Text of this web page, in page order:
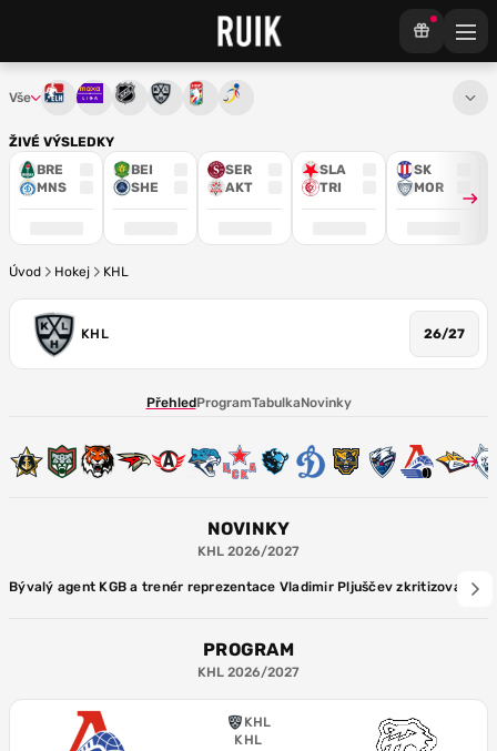
ŽIVÉ VÝSLEDKY
BRE
MNS
BEI
SHE
SER
AKT
SLA
TRI
SK
MOR
Vše Tipsport extraliga
Maxa ligaNHL KHL Mistrovství světa
Úvod Hokej KHL
KHL 26/27
PřehledProgramTabulkaNovinky
NOVINKY
KHL 2026/2027
Bývalý agent KGB a trenér reprezentace Vladimir Pljuščev zkritizoval
PROGRAM
KHL 2026/2027
KHL
KHL